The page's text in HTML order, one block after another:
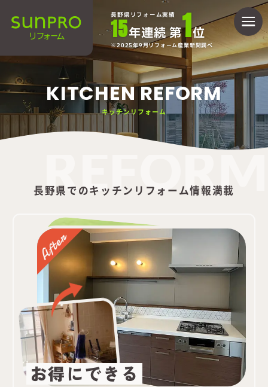
長野県リフォーム実績
15年連続 第1位
2025年9月リフォーム産業新聞調べ
KITCHEN REFORM
キッチンリフォーム
REFORM
長野県でのキッチンリフォーム情報満載
お得にできる